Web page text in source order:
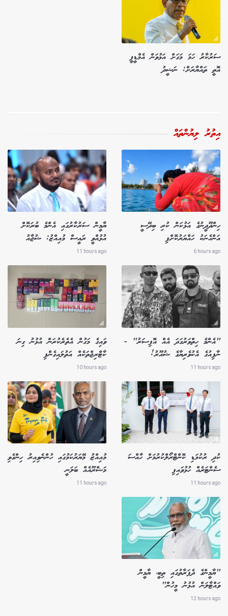
ސަރުކާރު ހަމަ މަގަށް އަޅުވަން އެމްޑީޕީ
އޮތީ ތައްޔާރަށް: ނަޝީދު
އިތުރު ލިޔުންތައް
ހިންދޫދީނުގެ އަޅުކަން ކުރި ބިދޭސީ
އަންހެނަކު ހައްޔަރުކޮށްފި
6 hours ago
ޔާމީން ސަރުކާރުގައި އެންމެ ބުރަކޮށް
އުޅުއްވީ ރައީސް މުއިއްޒު: ޝުޖާއު
11 hours ago
"އެންމެ ހިތްވަރުގަދަ އެއް އޮފިސަރު" -
ނާފިއުގެ އެކުވެރިޔާގެ ޝުއޫރު!
11 hours ago
ވައިގެ މަގުން އެތެރެކުރަން އުޅުނު ގިނަ
ކާޓްރިޖްތަކެއް އަތުލައިގެންފި
10 hours ago
ކުދި ރުކުމަޑި ކޮންޓްރޯލްކުރުމަށް ހާއްސަ
ސެންޓަރެއް ހުޅުވައިފި
11 hours ago
މުއިއްޒު މޭޔަރުކަމުގައި ހުންނެވިއިރު ހިންގެވި
މަޝްރޫއެއް ބަލަނީ
11 hours ago
"ޔާމީންގެ ދެފަރާތުގައި ތިބީ، ޔާމީން
ވައްޓާލަން އުޅުނު މީހުން"
12 hours ago